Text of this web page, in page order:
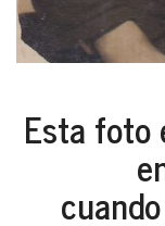
Esta foto